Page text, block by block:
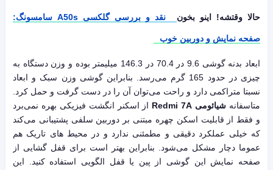
حالا وقتشه! اینو بخون نقد و بررسی گلکسی A50s سامسونگ:
صفحه نمایش و دوربین خوب
ابعاد بدنه گوشی 9.6 در 70.4 در 146.3 میلیمتر بوده و وزن دستگاه به
چیزی در حدود 165 گرم می‌رسد. بنابراین گوشی وزن سبک و ابعاد
نسبتا متراکمی دارد و راحت می‌توان آن را در دست گرفت و حمل کرد.
متاسفانه شیائومی Redmi 7A
از اسکنر انگشت فیزیکی بهره نمی‌برد
و فقط از قابلیت اسکن چهره مبتنی بر دوربین سلفی پشتیبانی می‌کند
که خیلی عملکرد دقیقی و مطمئنی ندارد و در محیط های تاریک هم
عموما دچار مشکل می‌شود. بنابراین بهتر است برای قفل گشایی از
صفحه نمایش این گوشی از پین یا قفل الگویی استفاده کنید. این